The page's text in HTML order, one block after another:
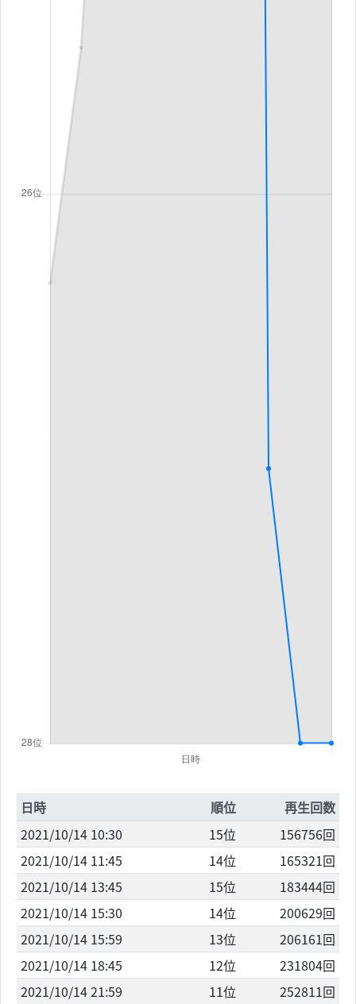
日時 順位
再生回数
2021/10/14 10:30
15位
156756回
2021/10/14 11:45
14位
165321回
2021/10/14 13:45
15位
183444回
2021/10/14 15:30
14位
200629回
2021/10/14 15:59
13位
206161回
2021/10/14 18:45
12位
231804回
2021/10/14 21:59
11位
252811回